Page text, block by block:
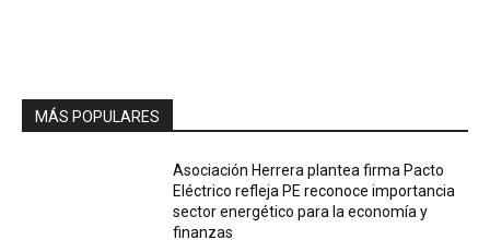
MÁS POPULARES
Asociación Herrera plantea firma Pacto
Eléctrico refleja PE reconoce importancia
sector energético para la economía y
finanzas